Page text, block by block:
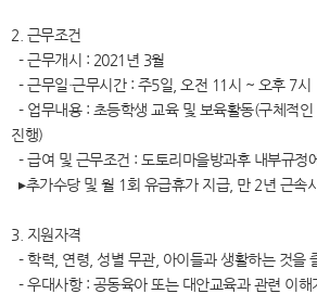
2. 근무조건
- 근무개시 : 2021년 3월
- 근무일·근무시간 : 주5일, 오전 11시 ~ 오후 7시
- 업무내용 : 초등학생 교육 및 보육활동(구체적
진행)
- 급여 및 근무조건 : 도토리마을방과후 내부규정
▸추가수당 및 월 1회 유급휴가 지급, 만 2년 근속
3. 지원자격
- 학력, 연령, 성별 무관, 아이들과 생활하는 것을
- 우대사항 : 공동육아 또는 대안교육과 관련 이해